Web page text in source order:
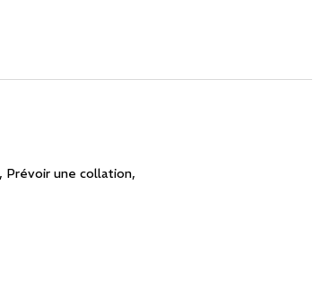
Prévoir une collation